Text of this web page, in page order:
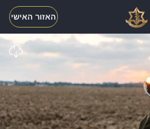
האזור האישי